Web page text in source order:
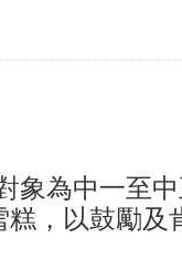
象為中一至
，以鼓勵及